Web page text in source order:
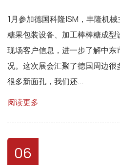
1月参加德国科隆ISM，丰隆机械
糖果包装设备、加工棒棒糖成
现场客户信息，进一步了解中
况。这次展会汇聚了德国周边
很多新面孔，我们还...
阅读更多
06